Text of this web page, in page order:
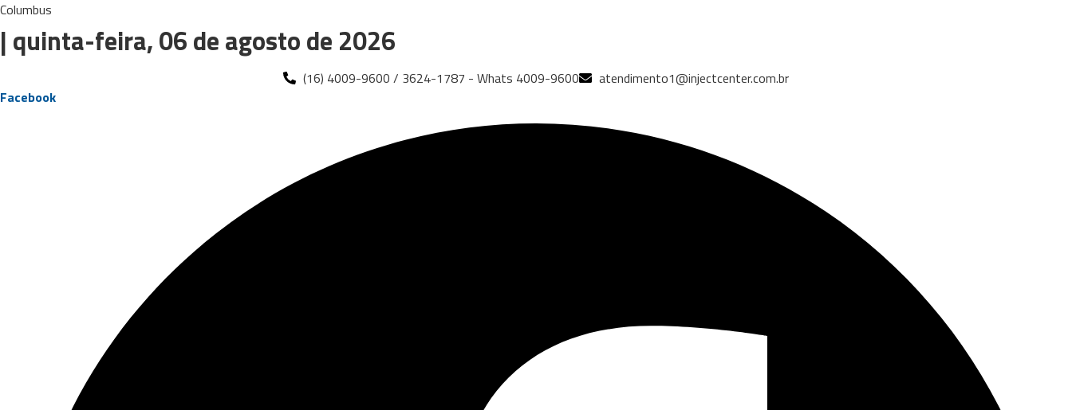
Ir
para
Columbus
| quinta-feira, 06 de agosto de 2026
(16) 4009-9600 / 3624-1787 - Whats 4009-9600
atendimento1@injectcenter.com.br
Facebook